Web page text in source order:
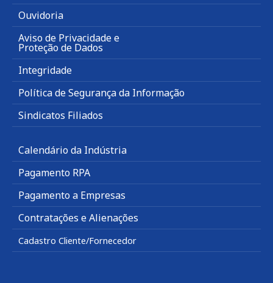
Ouvidoria
Aviso de Privacidade e
Proteção de Dados
Integridade
Política de Segurança da Informação
Sindicatos Filiados
Calendário da Indústria
Pagamento RPA
Pagamento a Empresas
Contratações e Alienações
Cadastro Cliente/Fornecedor